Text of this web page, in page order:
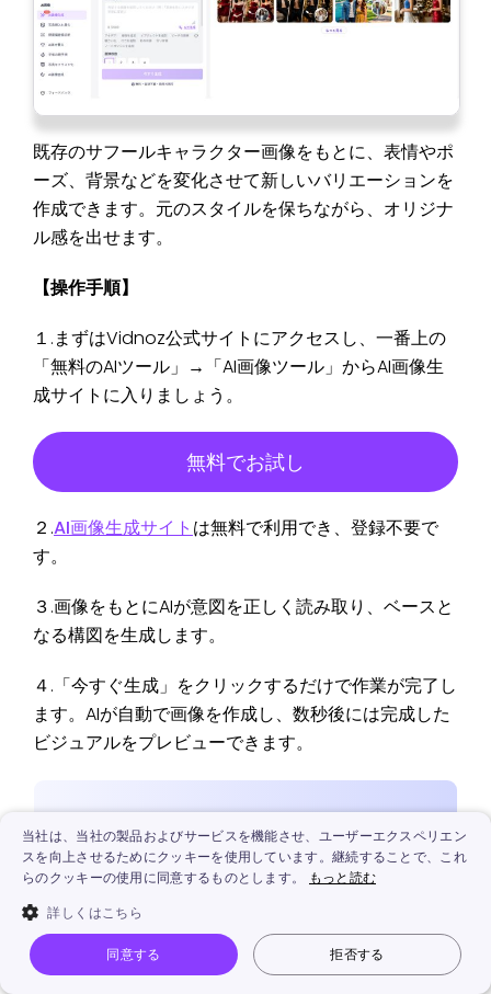
既存のサフールキャラクター画像をもとに、表情やポ
ーズ、背景などを変化させて新しいバリエーションを
作成できます。元のスタイルを保ちながら、オリジナ
ル感を出せます。
【操作手順】
１.まずはVidnoz公式サイトにアクセスし、一番上の
「無料のAIツール」→「AI画像ツール」からAI画像生
成サイトに入りましょう。
無料でお試し
２.AI画像生成サイト は無料で利用でき、登録不要で
す。
３.画像をもとにAIが意図を正しく読み取り、ベースと
なる構図を生成します。
４.「今すぐ生成」をクリックするだけで作業が完了し
ます。AIが自動で画像を作成し、数秒後には完成した
ビジュアルをプレビューできます。
当社は、当社の製品およびサービスを機能させ、ユーザーエクスペリエン
スを向上させるためにクッキーを使用しています。継続することで、これ
らのクッキーの使用に同意するものとします。
もっと読む
詳しくはこちら
同意する 拒否する